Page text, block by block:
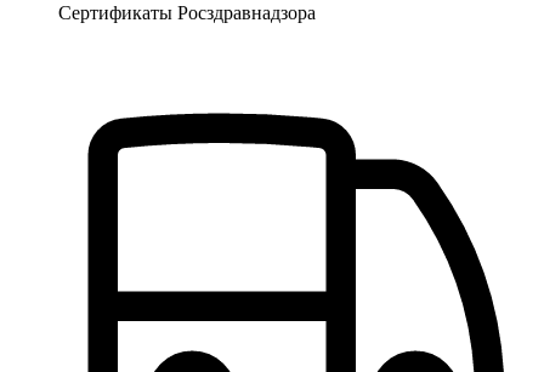
Сертификаты Росздравнадзора